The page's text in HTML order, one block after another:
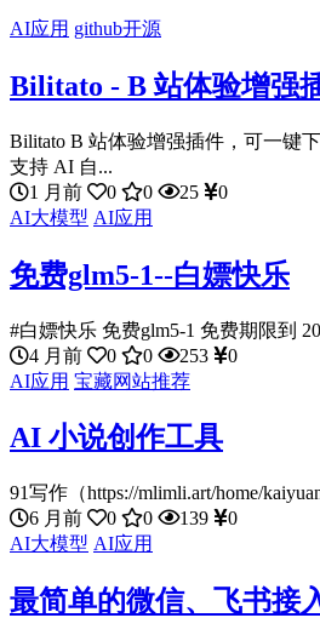
AI应用 github开源
Bilitato - B 站体验增强
Bilitato B 站体验增强插件，可一键
支持 AI 自...
1 月前
0 0 25
0
AI大模型 AI应用
免费glm5-1--白嫖快乐
#白嫖快乐 免费glm5-1 免费期限到
4 月前
0 0 253
0
AI应用 宝藏网站推荐
AI 小说创作工具
91写作（https://mlimli.art/home/
6 月前
0 0 139
0
AI大模型 AI应用
最简单的微信、飞书接